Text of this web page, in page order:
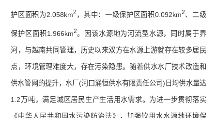
护区面积为2.058km2 ，其中：一级保护区面积0.092km2、二级
保护区面积1.966km2。因该水源地为河流型水源，同时属于界
河，与越南共同管理，历史以来双方在水源上游就存在较多居民
点，环境管理难度大，存在污染隐患。随着供水水厂技术改造和
供水管网的提升，水厂(河口涌恒供水有限责任公司)日均供水量达
1.2万吨，满足城区居民生产生活用水需求。为进一步贯彻落实
《中华人民共和国水污染防治法》，加强饮用水水源地环境保